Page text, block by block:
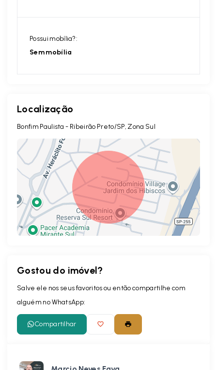
Possui mobília?:
Sem mobília
Localização
Bonfim Paulista - Ribeirão Preto/SP, Zona Sul
Gostou do imóvel?
Salve ele nos seus favoritos ou então compartilhe com
alguém no WhatsApp:
Compartilhar